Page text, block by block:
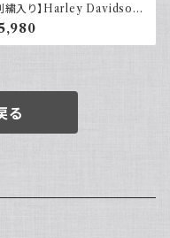
繍入り】Harley Davidson
レーダビッドソン 長袖シャ
着 ノーカラー
る